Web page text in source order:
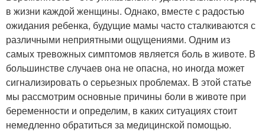
в жизни каждой женщины. Однако, вместе с радостью
ожидания ребенка, будущие мамы часто сталкиваются с
различными неприятными ощущениями. Одним из
самых тревожных симптомов является боль в животе. В
большинстве случаев она не опасна, но иногда может
сигнализировать о серьезных проблемах. В этой статье
мы рассмотрим основные причины боли в животе при
беременности и определим, в каких ситуациях стоит
немедленно обратиться за медицинской помощью.